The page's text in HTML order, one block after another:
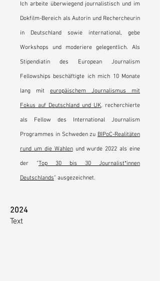
Ich arbeite überwiegend journalistisch und im
Dokfilm-Bereich als Autorin und Rechercheurin
in Deutschland sowie international, gebe
Workshops und moderiere gelegentlich. Als
Stipendiatin des European Journalism
Fellowships beschäftigte ich mich 10 Monate
lang mit europäischem Journalismus mit
Fokus auf Deutschland und UK, recherchierte
als Fellow des International Journalism
Programmes in Schweden zu BIPoC-Realitäten
rund um die Wahlenund wurde 2022 als eine
der "Top 30 bis 30 Journalist*innen
Deutschlands" ausgezeichnet.
2024
Text